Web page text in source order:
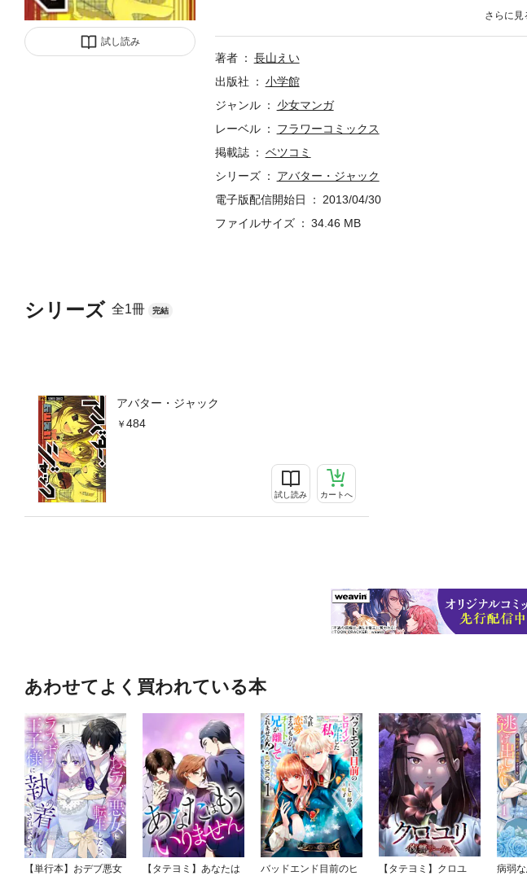
試し読み
シリーズ 全1冊 完結
アバター・ジャック
484
試し読み カートへ
いう感じになってきて？いつも見た目だけで判断されてう
著者
長山えい
出版社
小学館
ジャンル
少女マンガ
レーベル
フラワーコミックス
掲載誌
ベツコミ
シリーズ
アバター・ジャック
電子版配信開始日
2013/04/30
ファイルサイズ
34.46 MB
あわせてよく買われている本
【単行本】おデブ悪女
【タテヨミ】あなたは
バッドエンド目前のヒ
【タテヨミ】クロユ
病弱